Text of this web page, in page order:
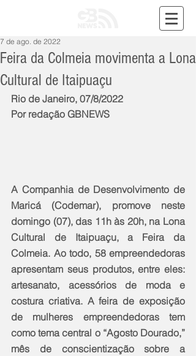
Feira da Colmeia movimenta a Lona
Cultural de Itaipuaçu
7 de ago. de 2022
Rio de Janeiro, 07/8/2022
Por redação GBNEWS
A Companhia de Desenvolvimento de
Maricá (Codemar), promove neste
domingo (07), das 11h às 20h, na Lona
Cultural de Itaipuaçu, a Feira da
Colmeia. Ao todo, 58 empreendedoras
apresentam seus produtos, entre eles:
artesanato, acessórios de moda e
costura criativa. A feira de exposição
de mulheres empreendedoras tem
como tema central o “Agosto Dourado,”
mês de conscientização sobre a